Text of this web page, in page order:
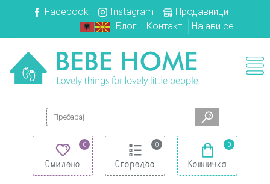
Facebook Instagram
Продавници
Блог
Контакт Најави се
Search for:
0
Омилено
0
Споредба
0
Кошничка